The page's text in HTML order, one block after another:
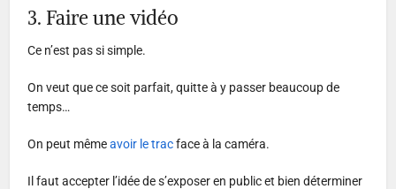
3. Faire une vidéo
Ce n’est pas si simple.
On veut que ce soit parfait, quitte à y passer beaucoup de
temps…
On peut mêmeavoir le tracface à la caméra.
Il faut accepter l’idée de s’exposer en public et bien déterminer